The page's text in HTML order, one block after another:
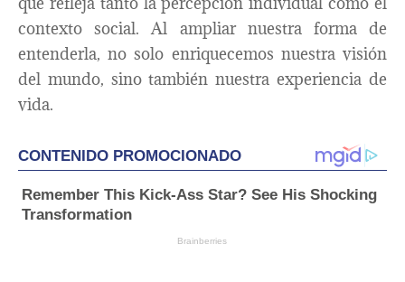
contexto social. Al ampliar nuestra forma de
entenderla, no solo enriquecemos nuestra visión
del mundo, sino también nuestra experiencia de
vida.